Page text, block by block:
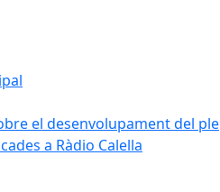
el desenvolupament del ple
a Ràdio Calella